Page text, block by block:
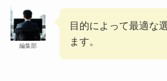
編集部
目的によって最適な
ます。